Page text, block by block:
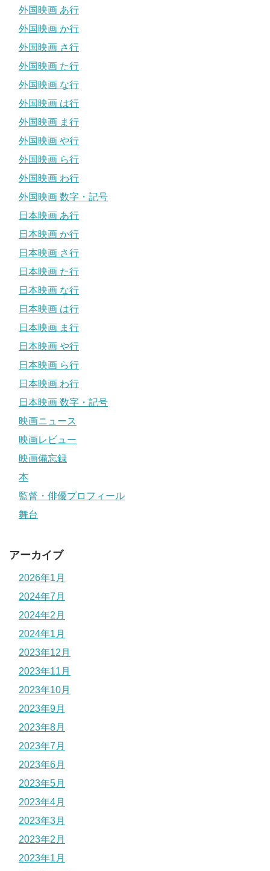
外国映画 あ行
外国映画 か行
外国映画 さ行
外国映画 た行
外国映画 な行
外国映画 は行
外国映画 ま行
外国映画 や行
外国映画 ら行
外国映画 わ行
外国映画 数字・記号
日本映画 あ行
日本映画 か行
日本映画 さ行
日本映画 た行
日本映画 な行
日本映画 は行
日本映画 ま行
日本映画 や行
日本映画 ら行
日本映画 わ行
日本映画 数字・記号
映画ニュース
映画レビュー
映画備忘録
本
監督・俳優プロフィール
舞台
アーカイブ
2026年1月
2024年7月
2024年2月
2024年1月
2023年12月
2023年11月
2023年10月
2023年9月
2023年8月
2023年7月
2023年6月
2023年5月
2023年4月
2023年3月
2023年2月
2023年1月